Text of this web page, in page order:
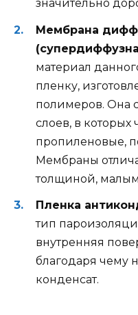
значительно
Мембрана
материал
пленку,
полимеров. Она
слоев, в которых
пропиленовые,
Мембраны
толщиной,
Пленка
тип
внутренняя
благодаря чему
конденсат.